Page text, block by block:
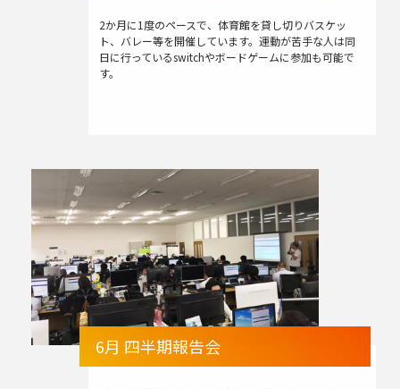
2か月に1度のペースで、体育館を貸し切りバスケッ
ト、バレー等を開催しています。運動が苦手な人は同
日に行っているswitchやボードゲームに参加も可能で
す。
6月 四半期報告会